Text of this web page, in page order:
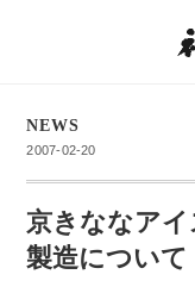
NEWS
2007-02-20
京きななア
製造について